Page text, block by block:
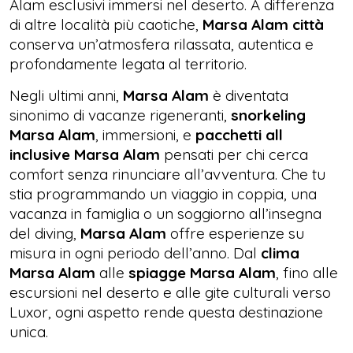
Alam esclusivi immersi nel deserto. A differenza
di altre località più caotiche, Marsa Alam città
conserva un’atmosfera rilassata, autentica e
profondamente legata al territorio.
Negli ultimi anni, Marsa Alam è diventata
sinonimo di vacanze rigeneranti, snorkeling
Marsa Alam, immersioni, e pacchetti all
inclusive Marsa Alam pensati per chi cerca
comfort senza rinunciare all’avventura. Che tu
stia programmando un viaggio in coppia, una
vacanza in famiglia o un soggiorno all’insegna
del diving, Marsa Alam offre esperienze su
misura in ogni periodo dell’anno. Dal clima
Marsa Alam alle spiagge Marsa Alam, fino alle
escursioni nel deserto e alle gite culturali verso
Luxor, ogni aspetto rende questa destinazione
unica.